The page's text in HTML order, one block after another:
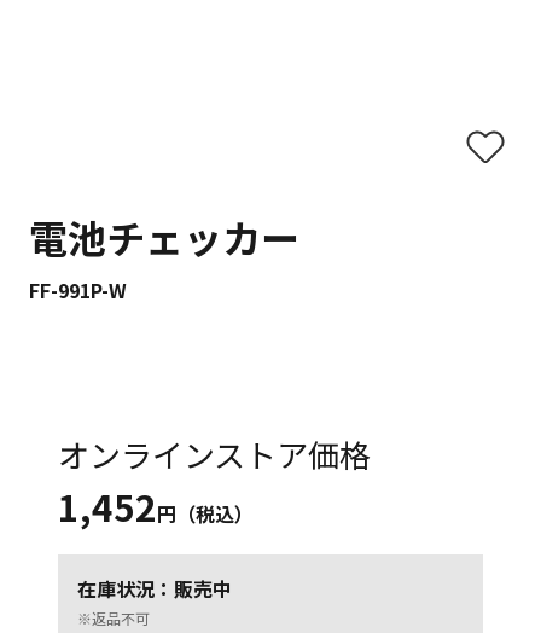
電池チェッカー
FF-991P-W
オンラインストア価格
1,452円（税込）
在庫状況：販売中
※返品不可